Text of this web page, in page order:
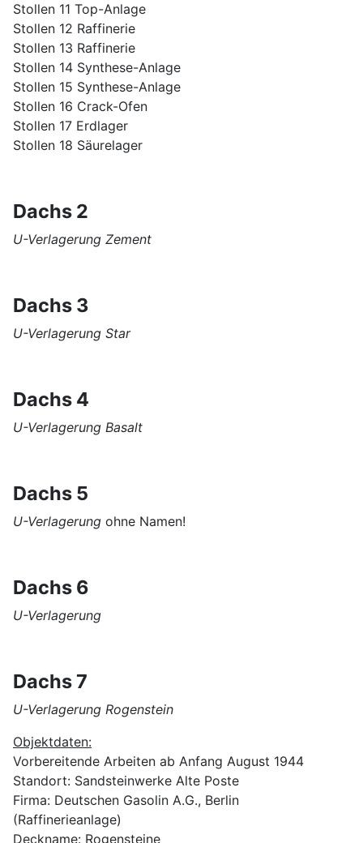
Stollen 11 Top-Anlage
Stollen 12 Raffinerie
Stollen 13 Raffinerie
Stollen 14 Synthese-Anlage
Stollen 15 Synthese-Anlage
Stollen 16 Crack-Ofen
Stollen 17 Erdlager
Stollen 18 Säurelager
Dachs 2
U-Verlagerung Zement
Dachs 3
U-Verlagerung Star
Dachs 4
U-Verlagerung Basalt
Dachs 5
U-Verlagerung ohne Namen!
Dachs 6
U-Verlagerung
Dachs 7
U-Verlagerung Rogenstein
Objektdaten:
Vorbereitende Arbeiten ab Anfang August 1944
Standort: Sandsteinwerke Alte Poste
Firma: Deutschen Gasolin A.G., Berlin
(Raffinerieanlage)
Deckname: Rogensteine